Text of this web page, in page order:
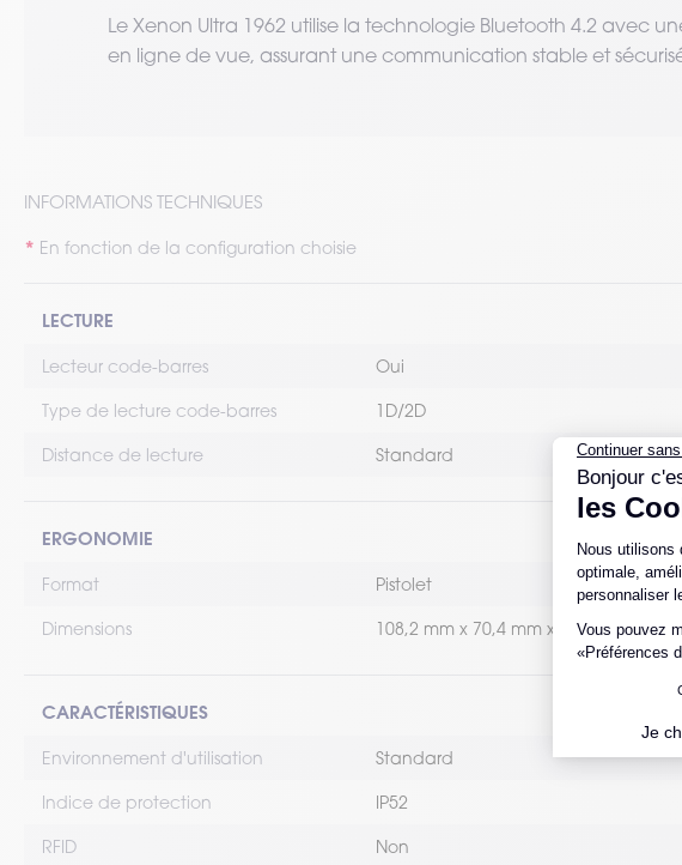
Le Xenon Ultra 1962 utilise la technologie Bluetooth 4.2 avec
en ligne de vue, assurant une communication stable et
INFORMATIONS TECHNIQUES
En fonction de la configuration choisie
LECTURE
Lecteur code-barres Oui
Type de lecture code-barres 1D/2D
Distance de lecture Standard
ERGONOMIE
Format Pistolet
Dimensions 108,2 mm x 70,4 mm x 160,2 mm
CARACTÉRISTIQUES
Environnement d'utilisation Standard
Indice de protection IP52
RFID Non